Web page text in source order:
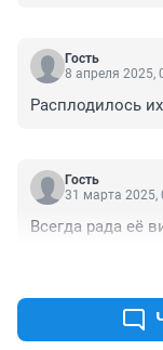
Гость
8 апреля 2025,
Расплодилось
Гость
31 марта 2025,
Всегда рада её